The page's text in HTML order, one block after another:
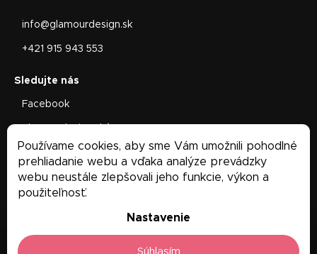
Používame cookies, aby sme Vám umožnili pohodlné
prehliadanie webu a vďaka analýze prevádzky
webu neustále zlepšovali jeho funkcie, výkon a
použiteľnosť.
Nastavenie
Súhlasím
info@glamourdesign.sk
+421 915 943 553
Facebook
Facebook